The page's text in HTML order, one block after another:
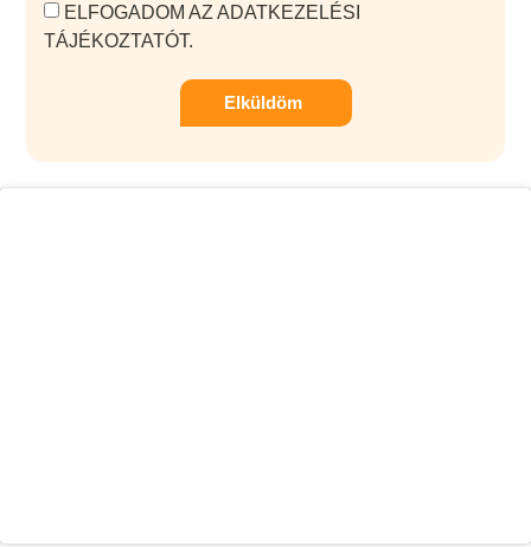
ELFOGADOM AZ ADATKEZELÉSI
TÁJÉKOZTATÓT.
Elküldöm